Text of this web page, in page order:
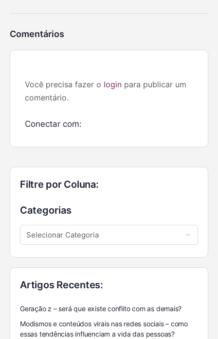
Comentários
Você precisa fazer o login para publicar um
comentário.
Conectar com:
Filtre por Coluna:
Categorias
Artigos Recentes:
Geração z – será que existe conflito com as demais?
Modismos e conteúdos virais nas redes sociais – como
essas tendências influenciam a vida das pessoas?